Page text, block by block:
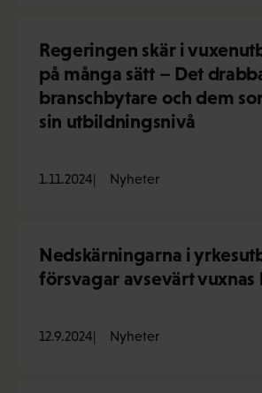
Regeringen skär i
på många sätt – Det
branschbytare och dem
sin utbildningsnivå
1.11.2024 Nyheter
Nedskärningarna i
försvagar avsevärt vuxnas
12.9.2024 Nyheter